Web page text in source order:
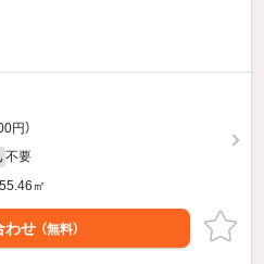
円）
不要
㎡
わせ （無料）